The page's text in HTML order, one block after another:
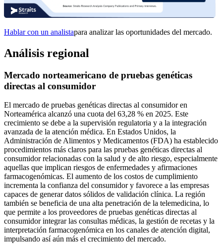
Hablar con un analistapara analizar las oportunidades del mercado.
Análisis regional
Mercado norteamericano de pruebas genéticas
directas al consumidor
El mercado de pruebas genéticas directas al consumidor en
Norteamérica alcanzó una cuota del 63,28 % en 2025. Este
crecimiento se debe a la supervisión regulatoria y a la integración
avanzada de la atención médica. En Estados Unidos, la
Administración de Alimentos y Medicamentos (FDA) ha establecido
procedimientos más claros para las pruebas genéticas directas al
consumidor relacionadas con la salud y de alto riesgo, especialmente
aquellas que implican riesgos de enfermedades y afirmaciones
farmacogenómicas. El aumento de los costos de cumplimiento
incrementa la confianza del consumidor y favorece a las empresas
capaces de generar datos sólidos de validación clínica. La región
también se beneficia de una alta penetración de la telemedicina, lo
que permite a los proveedores de pruebas genéticas directas al
consumidor integrar las consultas médicas, la gestión de recetas y la
interpretación farmacogenómica en los canales de atención digital,
impulsando así aún más el crecimiento del mercado.